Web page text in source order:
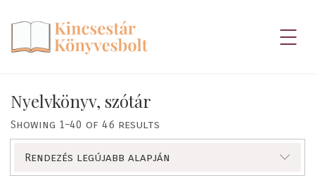
Nyelvkönyv, szótár
Showing 1–40 of 46 results
Rendezés legújabb alapján